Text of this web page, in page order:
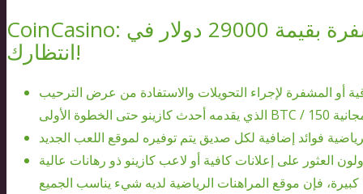
CoinCasino: تهنئة ضخمة بالعملات المشفرة بقيمة 29000 دولار في
انتظارك!
أو المشفرة لإجراء التحويلات والاستفادة من عرض الترحيب
العثور على إعلانات كافية أو لاعب كازينو ذو رهانات عالية